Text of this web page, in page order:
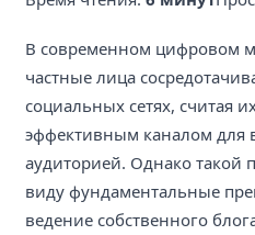
В современном цифровом
частные лица
социальных сетях, считая
эффективным каналом для
аудиторией. Однако такой
виду фундаментальные
ведение собственного